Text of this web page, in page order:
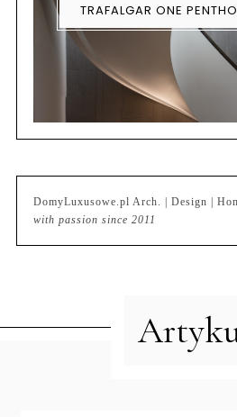
TRAFALGAR ONE
DomyLuxusowe.pl Arch. | Design |
with passion since 2011